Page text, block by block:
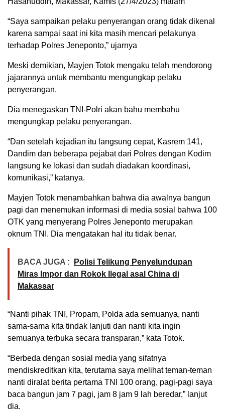
“Saya sampaikan pelaku penyerangan orang tidak dikenal
karena sampai saat ini kita masih mencari pelakunya
terhadap Polres Jeneponto,” ujarnya
Meski demikian, Mayjen Totok mengaku telah mendorong
jajarannya untuk membantu mengungkap pelaku
penyerangan.
Dia menegaskan TNI-Polri akan bahu membahu
mengungkap pelaku penyerangan.
“Dan setelah kejadian itu langsung cepat, Kasrem 141,
Dandim dan beberapa pejabat dari Polres dengan Kodim
langsung ke lokasi dan sudah diadakan koordinasi,
komunikasi,” katanya.
Mayjen Totok menambahkan bahwa dia awalnya bangun
pagi dan menemukan informasi di media sosial bahwa 100
OTK yang menyerang Polres Jeneponto merupakan
oknum TNI. Dia mengatakan hal itu tidak benar.
BACA JUGA :
Polisi Telikung Penyelundupan
Miras Impor dan Rokok Ilegal asal China di
Makassar
“Nanti pihak TNI, Propam, Polda ada semuanya, nanti
sama-sama kita tindak lanjuti dan nanti kita ingin
semuanya terbuka secara transparan,” kata Totok.
“Berbeda dengan sosial media yang sifatnya
mendiskreditkan kita, terutama saya melihat teman-teman
nanti diralat berita pertama TNI 100 orang, pagi-pagi saya
baca bangun jam 7 pagi, jam 8 jam 9 lah beredar,” lanjut
dia.